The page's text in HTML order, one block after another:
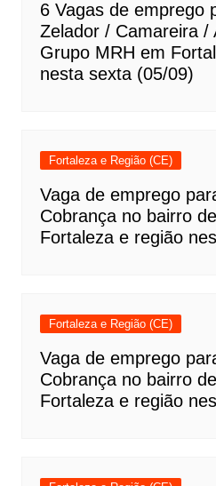
6 Vagas de emprego
Zelador / Camareira /
Grupo MRH em
nesta sexta (05/09)
Fortaleza e Região (CE)
Vaga de emprego
Cobrança no bairro
Fortaleza e região
Fortaleza e Região (CE)
Vaga de emprego
Cobrança no bairro
Fortaleza e região